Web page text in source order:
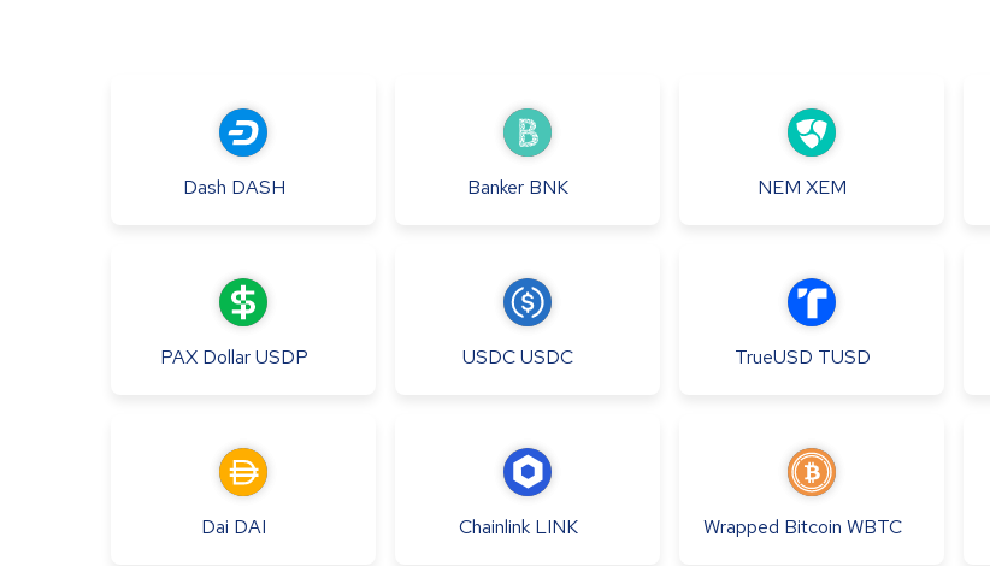
NEM XEM
Banker BNK
Dash DASH
TrueUSD TUSD
USDCUSDC
PAX Dollar USDP
Wrapped Bitcoin WBTC
Chainlink LINK
Dai DAI